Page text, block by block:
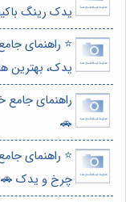
یدک رینگ
⭐️ راهنمای
یدک، بهترین
راهنمای جامع
🚗
⭐️ راهنمای
چرخ و یدک 🚗